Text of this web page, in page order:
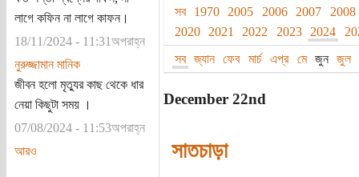
লাগে কফিন না লাগে কাফন।
18/11/2024 - 11:31অপরাহ্ন
নুরুজ্জামান মানিক
জীবন হলো মৃত্যুর কাছ থেকে ধার
নেয়া কিছুটা সময় ।
07/08/2024 - 11:53অপরাহ্ন
আরও
সব
1970 2005 2006 2007
2008
2020
2021 2022 2023 2024
সব
জ্যান ফেব মার্চ এপ্র মে জুন জুল
December 22nd
সাতচাড়া